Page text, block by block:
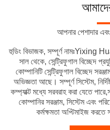
আপনার পেশাদার
হুডিং বিভাজক, সম্পূর্ণ
সাল থেকে, সেন্ট্রিফুগাল বিচ্ছেদ
কোম্পানিটি সেন্ট্রিফুগাল বিচ্ছেদ
অভিজ্ঞতা আছে। সম্পূর্ণ সিস্টেম,
কম্প্যাক্ট মধ্যে সরবরাহ করা যেতে
কোম্পানির সরঞ্জাম, সিস্টেম এবং
কর্মক্ষমতা অপ্টিমাইজ করতে